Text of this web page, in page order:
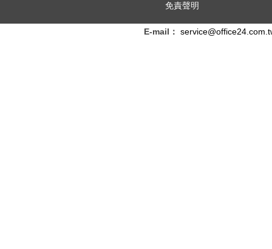
免責聲明
E-mail：